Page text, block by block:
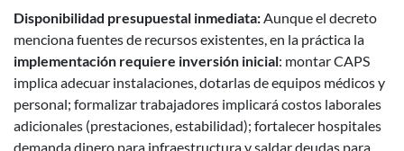
Disponibilidad presupuestal inmediata:Aunque el decreto
menciona fuentes de recursos existentes, en la práctica la
implementación requiere inversión inicial: montar CAPS
implica adecuar instalaciones, dotarlas de equipos médicos y
personal; formalizar trabajadores implicará costos laborales
adicionales (prestaciones, estabilidad); fortalecer hospitales
demanda dinero para infraestructura y saldar deudas para